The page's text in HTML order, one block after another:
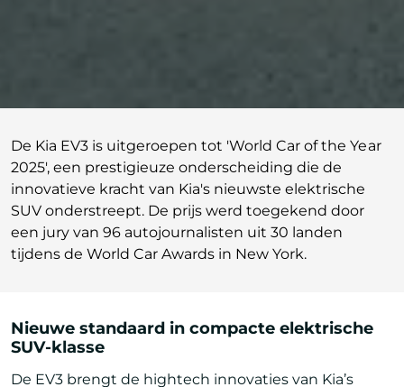
De Kia EV3 is uitgeroepen tot 'World Car of the Year
2025', een prestigieuze onderscheiding die de
innovatieve kracht van Kia's nieuwste elektrische
SUV onderstreept. De prijs werd toegekend door
een jury van 96 autojournalisten uit 30 landen
tijdens de World Car Awards in New York.
Nieuwe standaard in compacte elektrische
SUV-klasse
De EV3 brengt de hightech innovaties van Kia’s